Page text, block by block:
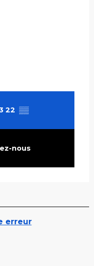
22 ▒▒
nous
erreur